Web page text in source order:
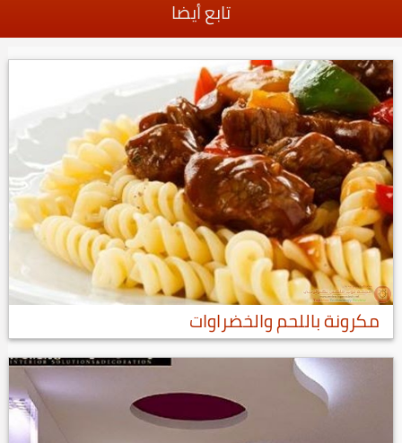
تابع أيضا
مكرونة باللحم والخضراوات